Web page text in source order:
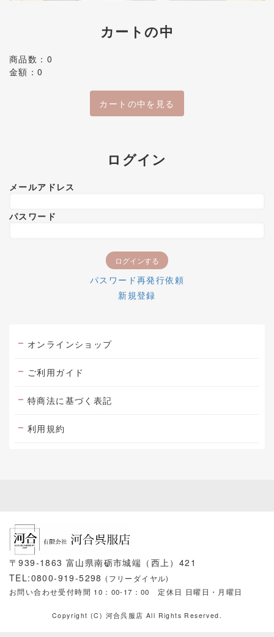
カートの中
商品数：0
金額：0
カートの中を見る
ログイン
メールアドレス
パスワード
パスワード再発行依頼
新規登録
オンラインショップ
ご利用ガイド
特商法に基づく表記
利用規約
〒939-1863 富山県南砺市城端（西上）421
TEL:0800-919-5298(フリーダイヤル)
お問い合わせ受付時間 10：00-17：00 定休日 日曜日・月曜日
Copyright (C) 河合呉服店 All Rights Reserved.